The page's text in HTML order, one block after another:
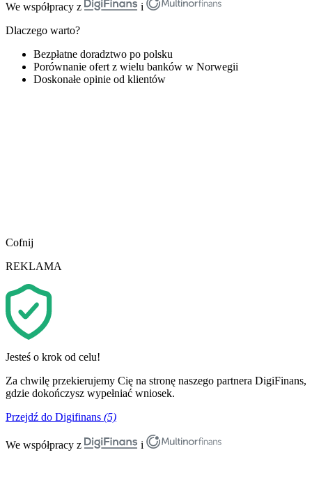
We współpracy z
i
Dlaczego warto?
Bezpłatne doradztwo po polsku
Porównanie ofert z wielu banków w Norwegii
Doskonałe opinie od klientów
Cofnij
REKLAMA
Jesteś o krok od celu!
Za chwilę przekierujemy Cię na stronę naszego partnera DigiFinans,
gdzie dokończysz wypełniać wniosek.
Przejdź do Digifinans (5)
We współpracy z i